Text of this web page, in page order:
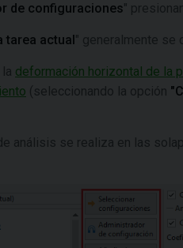
de configuraciones"
tarea actual" generalmente se
deformación horizontal de la
(seleccionando la opción
análisis se realiza en las